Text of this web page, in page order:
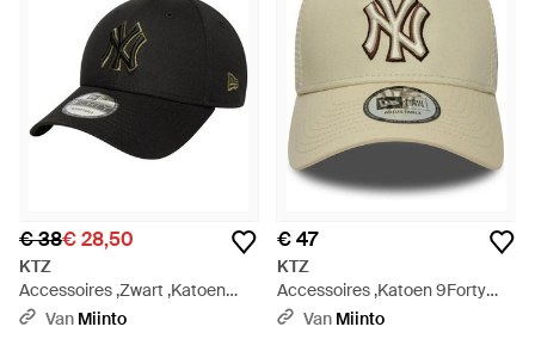
€ 38€ 28,50
KTZ
Accessoires ,Zwart ,Katoen
Team Outline 9Forty - Zwart
Van Miinto
€ 47
KTZ
Accessoires ,Katoen 9Forty
Team Outline Trucker Cap -
Van Miinto